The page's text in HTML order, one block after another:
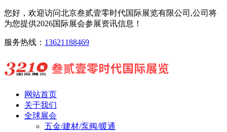
您好，欢迎访问北京叁贰壹零时代国际展览有限公司,公司将
为您提供2026国际展会参展资讯信息！
服务热线： 13621188469
网站首页
关于我们
全球展会
五金/建材/泵阀/暖通